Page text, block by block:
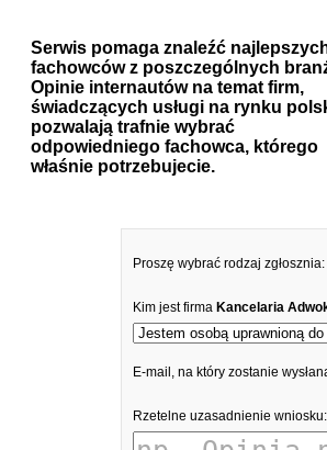
Serwis pomaga znaleźć
fachowców z poszczególnych
Opinie internautów na temat firm,
świadczących usługi na rynku
pozwalają trafnie wybrać
odpowiedniego fachowca, którego
właśnie potrzebujecie.
Proszę wybrać rodzaj zgłosznia:
Kim jest firma Kancelaria
E-mail, na który zostanie
Rzetelne uzasadnienie wniosku: